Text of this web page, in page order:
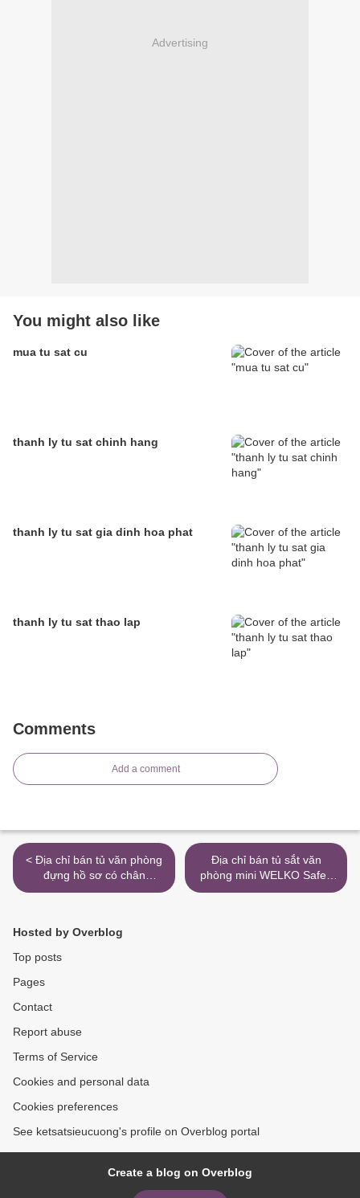
Advertising
You might also like
mua tu sat cu
thanh ly tu sat chinh hang
thanh ly tu sat gia dinh hoa phat
thanh ly tu sat thao lap
Comments
Add a comment
< Địa chỉ bán tủ văn phòng
đựng hồ sơ có chân
WELKO Safes Fire
Địa chỉ bán tủ sắt văn
phòng mini WELKO Safes
Fire Resistant Cabinet uy
Hosted by Overblog
Top posts
Pages
Contact
Report abuse
Terms of Service
Cookies and personal data
Cookies preferences
See ketsatsieucuong's profile on Overblog portal
Create a blog on Overblog